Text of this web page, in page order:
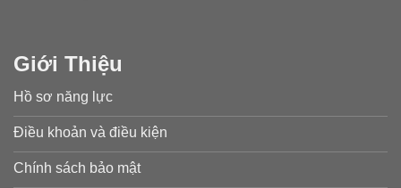
Giới Thiệu
Hồ sơ năng lực
Điều khoản và điều kiện
Chính sách bảo mật